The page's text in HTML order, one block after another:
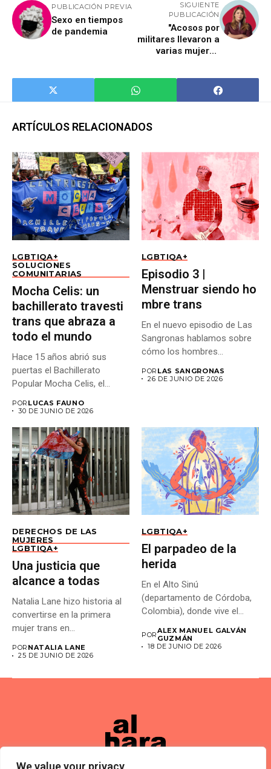
We value your privacy
PUBLICACIÓN PREVIA
Sexo en tiempos
de pandemia
SIGUIENTE
PUBLICACIÓN
"Acosos por
militares llevaron a
varias mujeres
ARTÍCULOS RELACIONADOS
LGBTIQA+
SOLUCIONES
COMUNITARIAS
Mocha Celis: un
bachillerato travesti
trans que abraza a
todo el mundo
Hace 15 años abrió sus
puertas el Bachillerato
Popular Mocha Celis, el...
POR LUCAS FAUNO
30 DE JUNIO DE 2026
LGBTIQA+
Episodio 3 |
Menstruar siendo ho
mbre trans
En el nuevo episodio de Las
Sangronas hablamos sobre
cómo los hombres...
POR LAS SANGRONAS
26 DE JUNIO DE 2026
DERECHOS DE LAS
MUJERES
LGBTIQA+
Una justicia que
alcance a todas
Natalia Lane hizo historia al
convertirse en la primera
mujer trans en...
POR NATALIA LANE
25 DE JUNIO DE 2026
LGBTIQA+
El parpadeo de la
herida
En el Alto Sinú
(departamento de Córdoba,
Colombia), donde vive el
PORALEX MANUEL GALVÁN
GUZMÁN
18 DE JUNIO DE 2026